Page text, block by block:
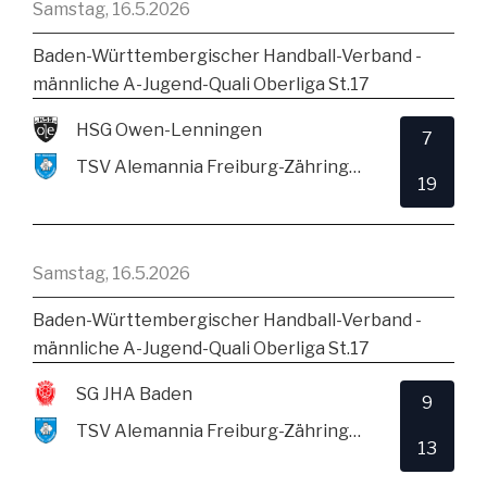
Samstag, 16.5.2026
Baden-Württembergischer Handball-Verband -
männliche A-Jugend-Quali Oberliga St.17
HSG Owen-Lenningen
TSV Alemannia Freiburg-Zähringen
7
19
Samstag, 16.5.2026
Baden-Württembergischer Handball-Verband -
männliche A-Jugend-Quali Oberliga St.17
SG JHA Baden
TSV Alemannia Freiburg-Zähringen
9
13